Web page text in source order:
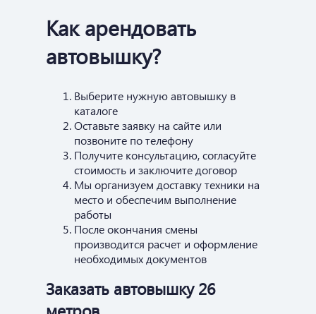
Как арендовать
автовышку?
Выберите нужную автовышку в
каталоге
Оставьте заявку на сайте или
позвоните по телефону
Получите консультацию, согласуйте
стоимость и заключите договор
Мы организуем доставку техники на
место и обеспечим выполнение
работы
После окончания смены
производится расчет и оформление
необходимых документов
Заказать автовышку 26